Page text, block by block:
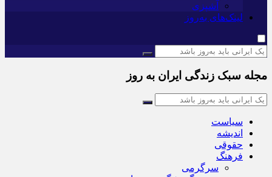
آشپزی
لینک‌های به‌روز
مجله سبک زندگی ایران به روز
سیاست
اندیشه
حقوقی
فرهنگ
سرگرمی